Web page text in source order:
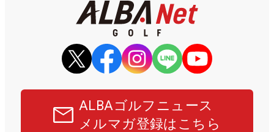
ALBAゴルフニュース
メルマガ登録はこちら